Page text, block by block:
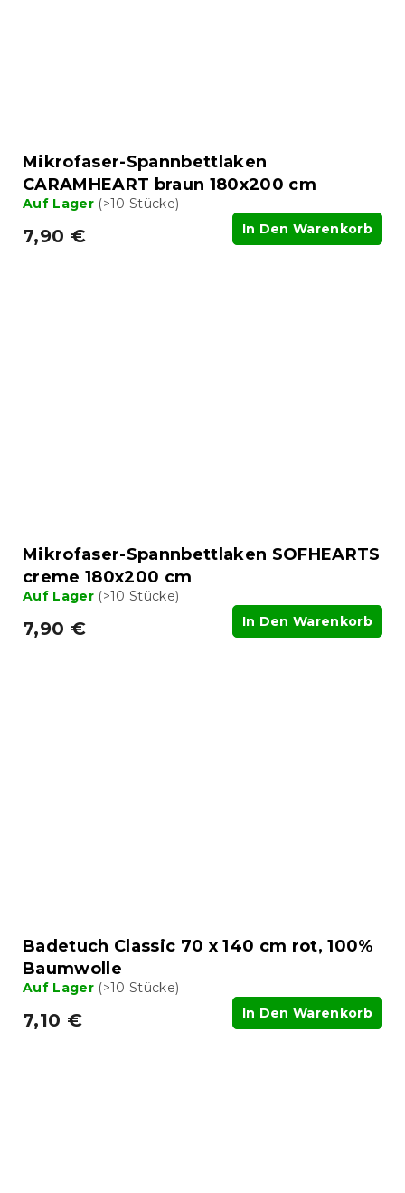
Mikrofaser-Spannbettlaken
CARAMHEART braun 180x200 cm
Auf Lager (>10 Stücke)
7,90 € In Den Warenkorb
Mikrofaser-Spannbettlaken SOFHEARTS
creme 180x200 cm
Auf Lager (>10 Stücke)
7,90 € In Den Warenkorb
Badetuch Classic 70 x 140 cm rot, 100%
Baumwolle
Auf Lager (>10 Stücke)
7,10 € In Den Warenkorb